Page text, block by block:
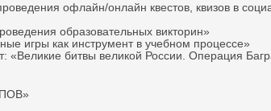
офлайн/онлайн квестов, квизов в
образовательных викторин»
игры как инструмент в учебном процессе»
«Великие битвы великой России. Операция